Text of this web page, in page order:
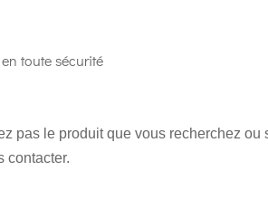
toute sécurité
pas le produit que vous recherchez ou
contacter.